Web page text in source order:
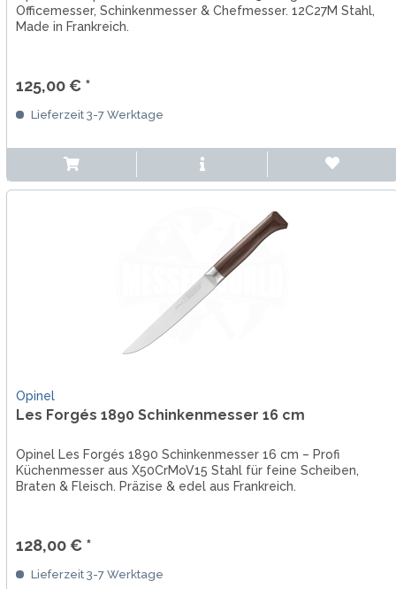
Officemesser, Schinkenmesser & Chefmesser. 12C27M Stahl,
Made in Frankreich.
125,00 € *
Lieferzeit 3-7 Werktage
Opinel
Les Forgés 1890 Schinkenmesser 16 cm
Opinel Les Forgés 1890 Schinkenmesser 16 cm – Profi
Küchenmesser aus X50CrMoV15 Stahl für feine Scheiben,
Braten & Fleisch. Präzise & edel aus Frankreich.
128,00 € *
Lieferzeit 3-7 Werktage